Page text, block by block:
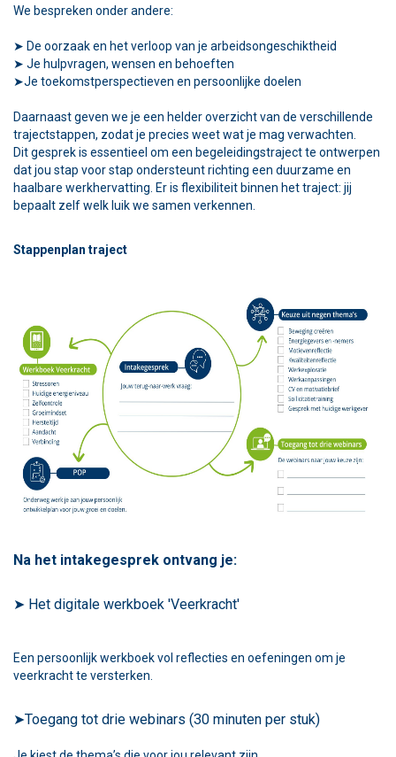
We bespreken onder andere:
➤ De oorzaak en het verloop van je arbeidsongeschiktheid
➤ Je hulpvragen, wensen en behoeften
➤Je toekomstperspectieven en persoonlijke doelen
Daarnaast geven we je een helder overzicht van de verschillende
trajectstappen, zodat je precies weet wat je mag verwachten.
Dit gesprek is essentieel om een begeleidingstraject te ontwerpen
dat jou stap voor stap ondersteunt richting een duurzame en
haalbare werkhervatting. Er is flexibiliteit binnen het traject: jij
bepaalt zelf welk luik we samen verkennen.
Stappenplan traject
Na het intakegesprek ontvang je:
➤ Het digitale werkboek 'Veerkracht'
Een persoonlijk werkboek vol reflecties en oefeningen om je
veerkracht te versterken.
➤Toegang tot drie webinars (30 minuten per stuk)